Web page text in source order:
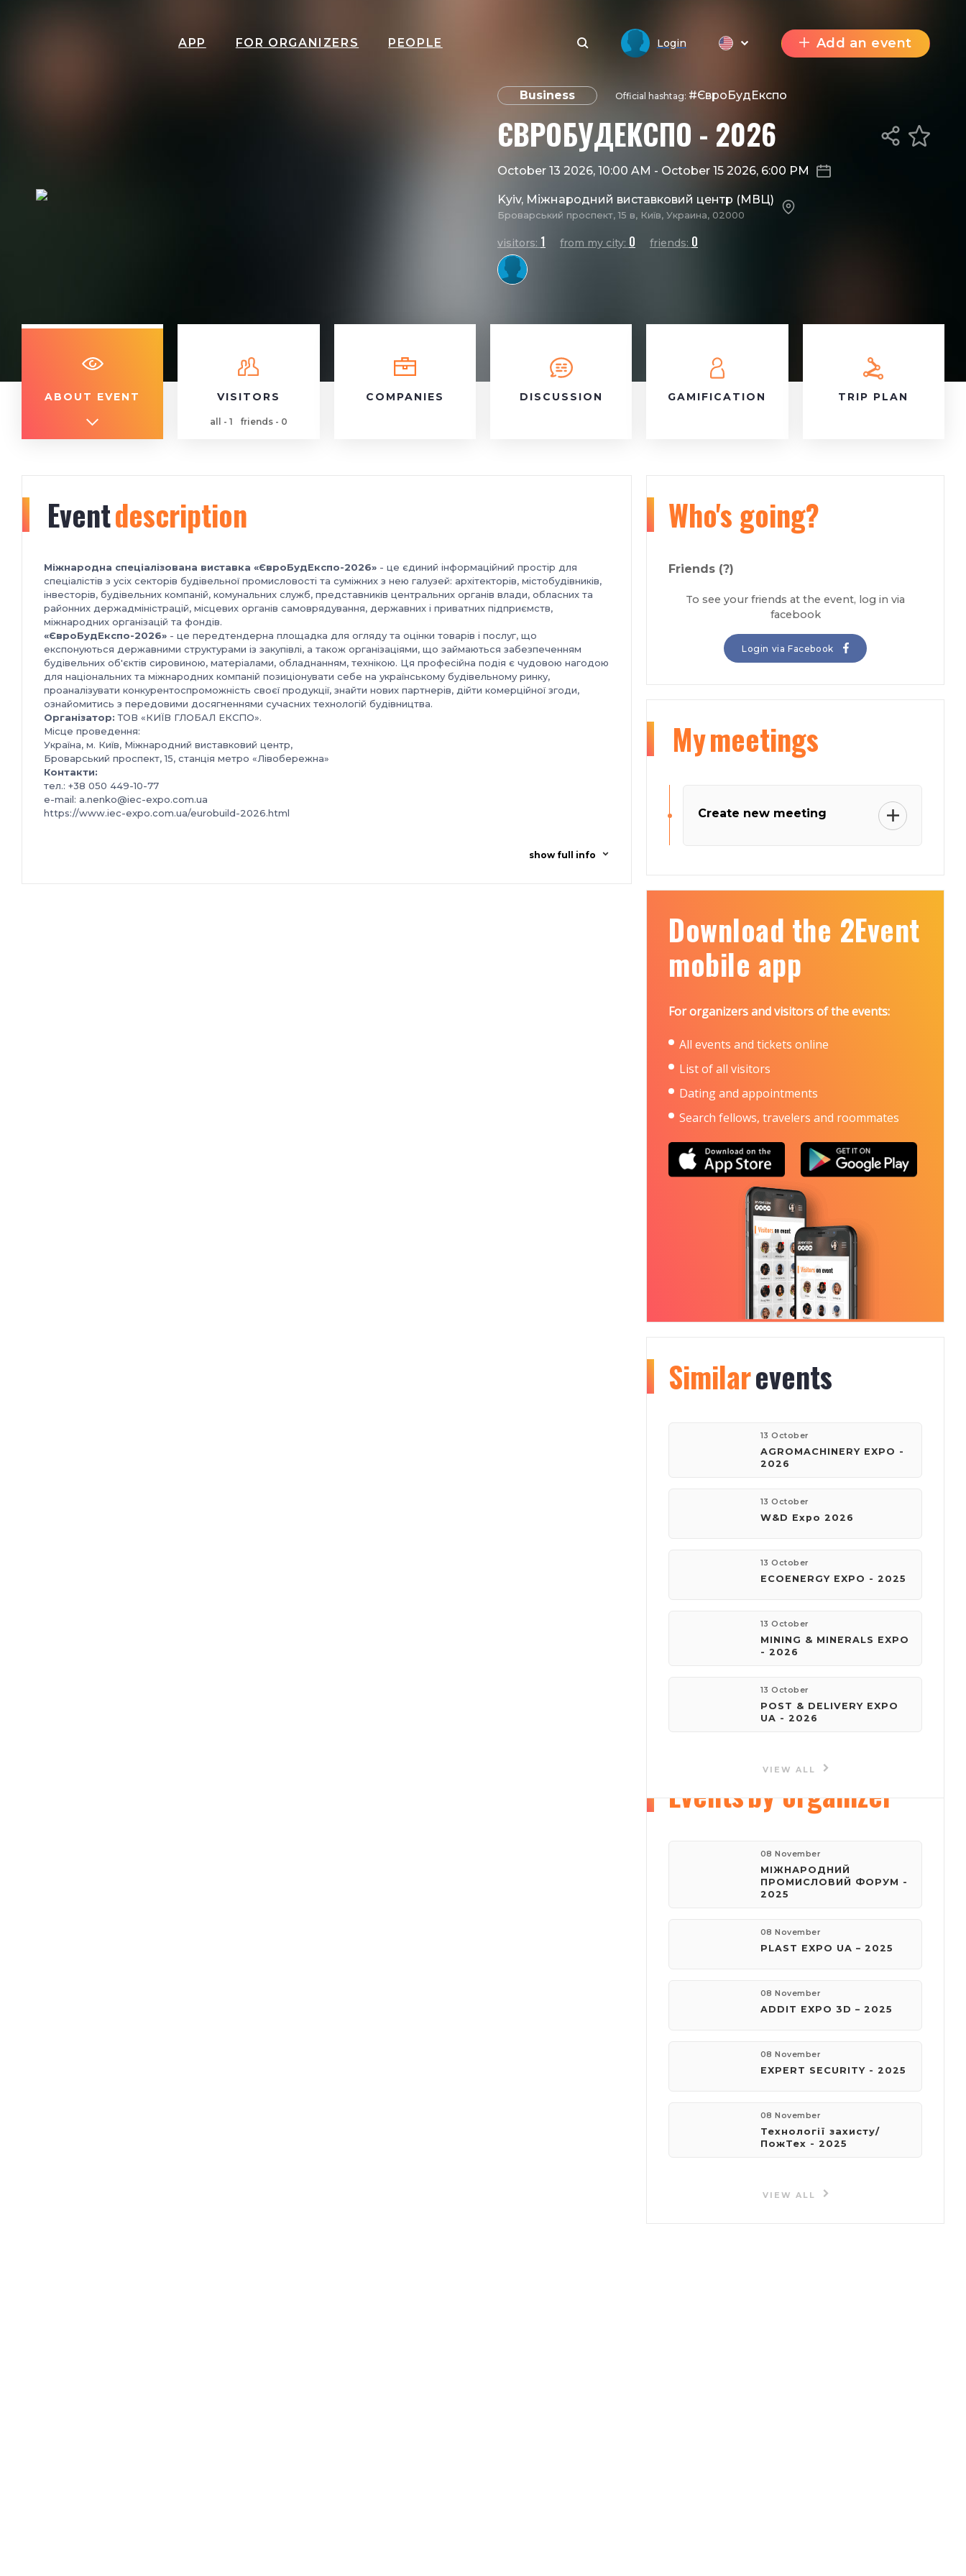
APP FOR ORGANIZERS PEOPLE Login Add an event
Business Official hashtag: #ЄвроБудЕкспо
ЄВРОБУДЕКСПО - 2026
October 13 2026, 10:00 AM - October 15 2026, 6:00 PM
Kyiv, Міжнародний виставковий центр (МВЦ)
Броварський проспект, 15 в, Київ, Украина, 02000
visitors: 1 from my city: 0 friends: 0
ABOUT EVENT VISITORS
all - 1 friends - 0
COMPANIES DISCUSSION GAMIFICATION TRIP PLAN
Eventdescription
Міжнародна спеціалізована виставка «ЄвроБудЕкспо-2026» - це єдиний інформаційний простір для
спеціалістів з усіх секторів будівельної промисловості та суміжних з нею галузей: архітекторів, містобудівників,
інвесторів, будівельних компаній, комунальних служб, представників центральних органів влади, обласних та
районних держадміністрацій, місцевих органів самоврядування, державних і приватних підприємств,
міжнародних організацій та фондів.
«ЄвроБудЕкспо-2026» - це передтендерна площадка для огляду та оцінки товарів і послуг, що
експонуються державними структурами із закупівлі, а також організаціями, що займаються забезпеченням
будівельних об'єктів сировиною, матеріалами, обладнанням, технікою. Ця професійна подія є чудовою нагодою
для національних та міжнародних компаній позиціонувати себе на українському будівельному ринку,
проаналізувати конкурентоспроможність своєї продукції, знайти нових партнерів, дійти комерційної згоди,
ознайомитись з передовими досягненнями сучасних технологій будівництва.
Організатор: ТОВ «КИЇВ ГЛОБАЛ ЕКСПО».
Місце проведення:
Україна, м. Київ, Міжнародний виставковий центр,
Броварський проспект, 15, станція метро «Лівобережна»
Контакти:
тел.: +38 050 449-10-77
e-mail: a.nenko@iec-expo.com.ua
https://www.iec-expo.com.ua/eurobuild-2026.html
show full info
Who's going?
Friends (?)
To see your friends at the event, log in via
facebook
Login via Facebook
Mymeetings
Create new meeting
Download the 2Event
mobile app
For organizers and visitors of the events:
All events and tickets online
List of all visitors
Dating and appointments
Search fellows, travelers and roommates
Organizerinfo
150
phone:
e-mail:
reklama@iec-expo.com.ua
Visit website
Eventsby organizer
08 November
МІЖНАРОДНИЙ
ПРОМИСЛОВИЙ ФОРУМ -
2025
08 November
PLAST EXPO UA – 2025
08 November
ADDIT EXPO 3D – 2025
08 November
EXPERT SECURITY - 2025
08 November
Технології захисту/
ПожТех - 2025
VIEW ALL
Similarevents
13 October
AGROMACHINERY EXPO -
2026
13 October
W&D Expo 2026
13 October
ECOENERGY EXPO - 2025
13 October
MINING & MINERALS EXPO
- 2026
13 October
POST & DELIVERY EXPO
UA - 2026
VIEW ALL